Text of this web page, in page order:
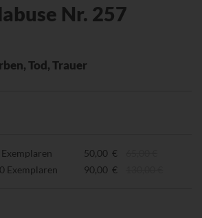
Nr. 257
Tod, Trauer
Exemplaren 50,00 €
Exemplaren 90,00 €